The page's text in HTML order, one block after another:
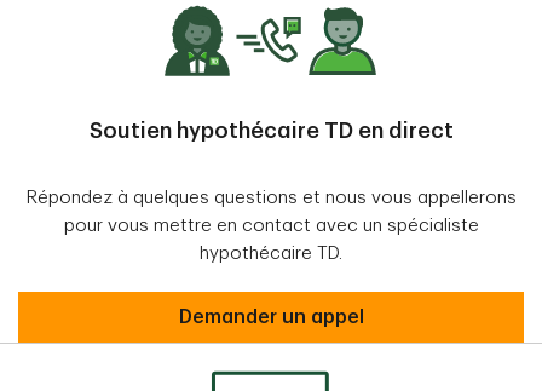
Soutien hypothécaire TD en direct
Répondez à quelques questions et nous vous appellerons
pour vous mettre en contact avec un spécialiste
hypothécaire TD.
contact us
Demander un appel